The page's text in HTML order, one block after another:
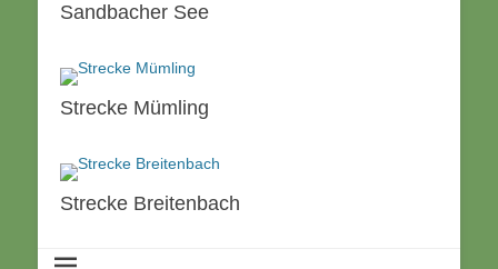
Sandbacher See
Strecke Mümling
Strecke Breitenbach